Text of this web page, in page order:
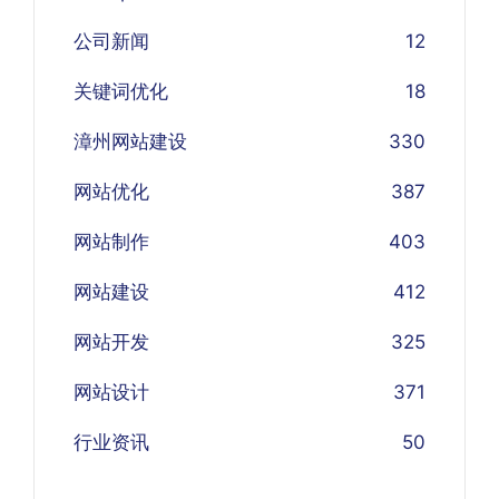
公司新闻 12
关键词优化 18
漳州网站建设 330
网站优化 387
网站制作 403
网站建设 412
网站开发 325
网站设计 371
行业资讯 50